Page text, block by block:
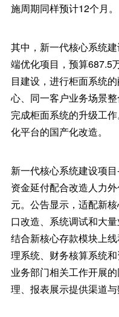
施周期同样预计12个月。
其中，新一代核心系统
端优化项目，预算687.5
目建设，进行柜面系统
心、同一客户业务场景
完成柜面系统的升级工
化平台的国产化改造。
新一代核心系统建设项
资金延付配合改造人力
元。公告显示，适配新
口改造、系统调试和大
结合新核心存款模块上
理系统、财务核算系统
业务部门相关工作开展
理、报表展示提供渠道与